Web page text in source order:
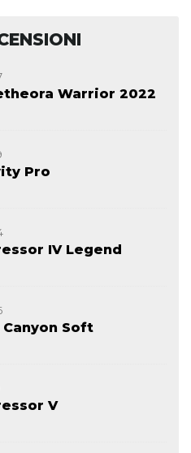
Warrior 2022
Pro
IV Legend
Soft
V